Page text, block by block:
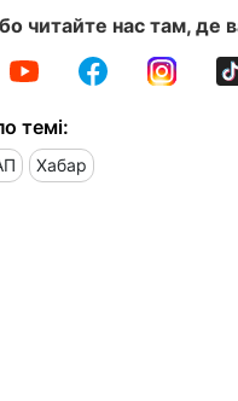
читайте нас там, де
темі:
Хабар